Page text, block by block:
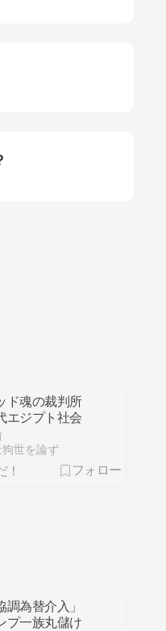
ド魂の裁判所
エジプト社会
狗世を論ず
調為替介入」
プ一族丸儲け